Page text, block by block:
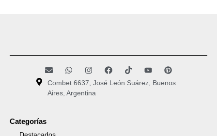
Combet 6637, José León Suárez, Buenos
Aires, Argentina
Categorías